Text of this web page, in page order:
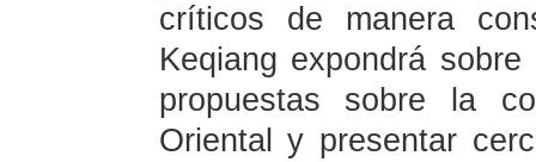
críticos de manera
Keqiang expondrá
propuestas sobre la
Oriental y presentar